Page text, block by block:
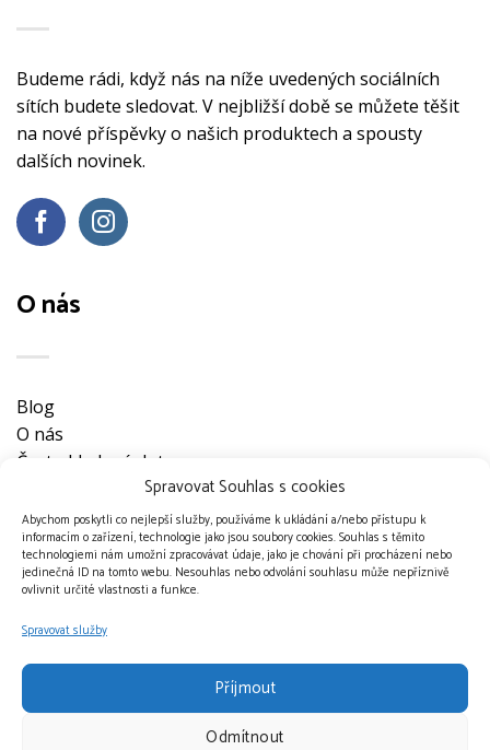
Spravovat Souhlas s cookies
Abychom poskytli co nejlepší služby, používáme k ukládání a/nebo přístupu k
informacím o zařízení, technologie jako jsou soubory cookies. Souhlas s těmito
technologiemi nám umožní zpracovávat údaje, jako je chování při procházení nebo
jedinečná ID na tomto webu. Nesouhlas nebo odvolání souhlasu může nepříznivě
ovlivnit určité vlastnosti a funkce.
Spravovat služby
Příjmout
Odmítnout
Budeme rádi, když nás na níže uvedených sociálních
sítích budete sledovat. V nejbližší době se můžete těšit
na nové příspěvky o našich produktech a spousty
dalších novinek.
O nás
Blog
O nás
Často kladené dotazy
Obchodní podmínky
Nevyzvednuté objednávky
Ochrana osobních údajů
Doprava a platební metody
Kontakt